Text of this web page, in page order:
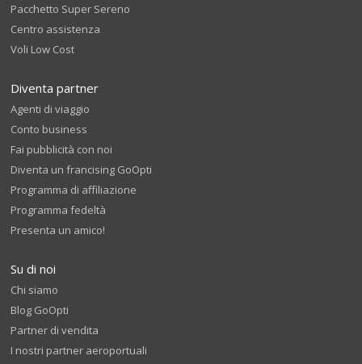
Pacchetto Super Sereno
Centro assistenza
Voli Low Cost
Diventa partner
Agenti di viaggio
Conto business
Fai pubblicità con noi
Diventa un francising GoOpti
Programma di affiliazione
Programma fedeltà
Presenta un amico!
Su di noi
Chi siamo
Blog GoOpti
Partner di vendita
I nostri partner aeroportuali